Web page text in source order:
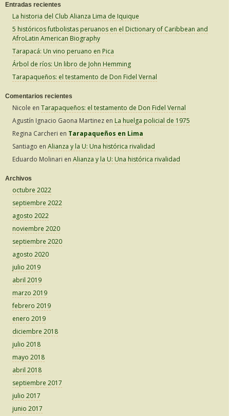
s
Entradas recientes
La historia del Club Alianza Lima de Iquique
5 históricos futbolistas peruanos en el Dictionary of Caribbean and
AfroLatin American Biography
Tarapacá: Un vino peruano en Pica
Árbol de ríos: Un libro de John Hemming
Tarapaqueños: el testamento de Don Fidel Vernal
Comentarios recientes
Nicole en Tarapaqueños: el testamento de Don Fidel Vernal
Agustín Ignacio Gaona Martinez en La huelga policial de 1975
Regina Carcheri en Tarapaqueños en Lima
Santiago en Alianza y la U: Una histórica rivalidad
Eduardo Molinari en Alianza y la U: Una histórica rivalidad
Archivos
octubre 2022
septiembre 2022
agosto 2022
noviembre 2020
septiembre 2020
agosto 2020
julio 2019
abril 2019
marzo 2019
febrero 2019
enero 2019
diciembre 2018
julio 2018
mayo 2018
abril 2018
septiembre 2017
julio 2017
junio 2017